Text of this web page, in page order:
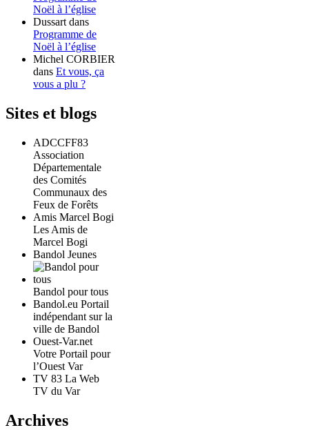
Noël à l’église
Dussart dans
Programme de
Noël à l’église
Michel CORBIER
dans Et vous, ça
vous a plu ?
Sites et blogs
ADCCFF83
Association
Départementale
des Comités
Communaux des
Feux de Forêts
Amis Marcel Bogi
Les Amis de
Marcel Bogi
Bandol Jeunes
Bandol pour tous
Bandol.eu Portail
indépendant sur la
ville de Bandol
Ouest-Var.net
Votre Portail pour
l’Ouest Var
TV 83 La Web
TV du Var
Archives